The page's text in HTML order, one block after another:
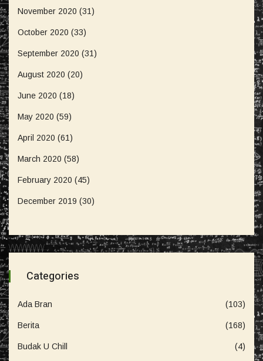
November 2020 (31)
October 2020 (33)
September 2020 (31)
August 2020 (20)
June 2020 (18)
May 2020 (59)
April 2020 (61)
March 2020 (58)
February 2020 (45)
December 2019 (30)
Categories
Ada Bran (103)
Berita (168)
Budak U Chill (4)